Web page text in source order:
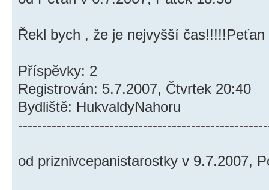
Řekl bych , že je nejvyšší čas!!!!!Peťan
Příspěvky: 2
Registrován: 5.7.2007, Čtvrtek 20:40
Bydliště: HukvaldyNahoru
od priznivcepanistarostky v 9.7.2007,